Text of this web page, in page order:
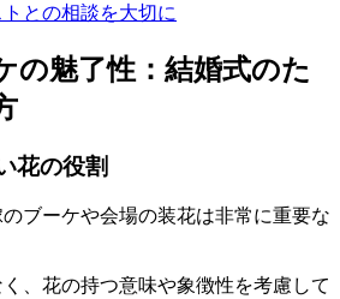
との相談を大切に
の魅了性：結婚式のた
花の役割
ブーケや会場の装花は非常に重要な
、花の持つ意味や象徴性を考慮して